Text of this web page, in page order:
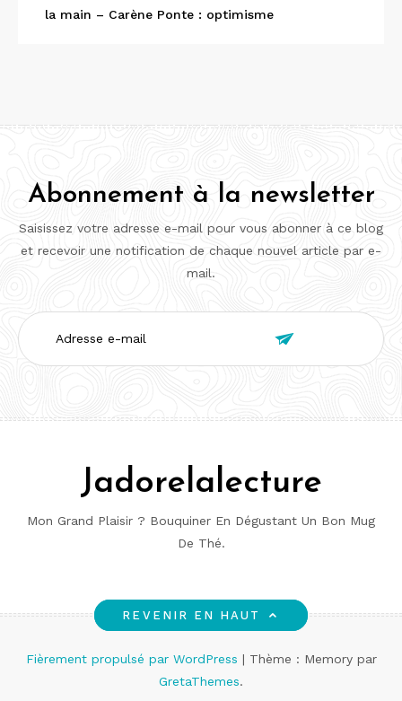
la main – Carène Ponte : optimisme
Abonnement à la newsletter
Saisissez votre adresse e-mail pour vous abonner à ce blog
et recevoir une notification de chaque nouvel article par e-
mail.
Adresse
e-
mail

Jadorelalecture
Mon Grand Plaisir ? Bouquiner En Dégustant Un Bon Mug
De Thé.
REVENIR EN HAUT
Fièrement propulsé par WordPress | Thème : Memory par
GretaThemes.